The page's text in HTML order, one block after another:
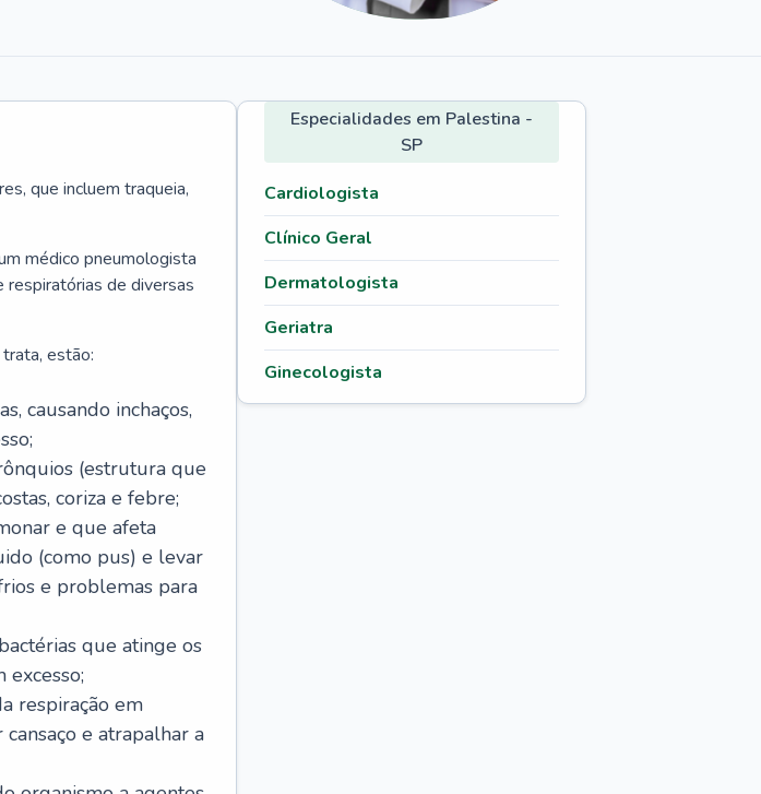
que incluem traqueia,
médico pneumologista
respiratórias de diversas
estão:
causando inchaços,
(estrutura que
coriza e febre;
e que afeta
(como pus) e levar
e problemas para
que atinge os
excesso;
respiração em
e atrapalhar a
Especialidades em Palestina -
SP
Cardiologista
Clínico Geral
Dermatologista
Geriatra
Ginecologista